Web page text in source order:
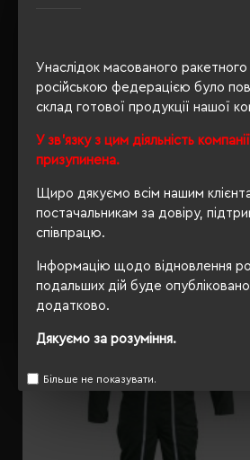
Унаслідок масованого ракетного
російською федерацією було
склад готової продукції нашої
У зв'язку з цим діяльність
призупинена.
Щиро дякуємо всім нашим
постачальникам за довіру,
співпрацю.
Інформацію щодо відновлення
подальших дій буде
додатково.
Дякуємо за розуміння.
Більше не показувати.
ОПИС
ВІДГУКИ
РЕКОМЕНДУЄМО